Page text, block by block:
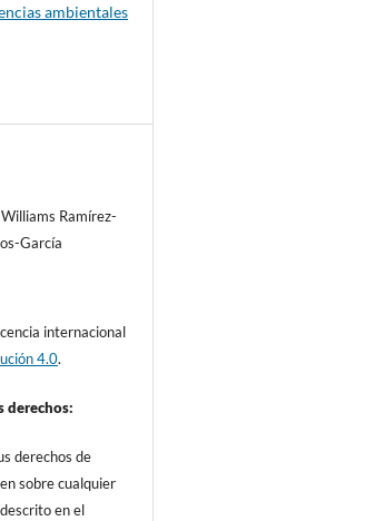
ambientales
Ramírez-
García
internacional
4.0.
derechos:
derechos de
sobre cualquier
en el